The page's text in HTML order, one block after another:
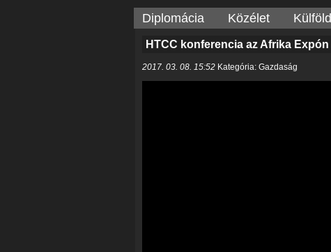
Diplomácia Közélet Külföld
HTCC konferencia az Afrika Expón
2017. 03. 08. 15:52 Kategória: Gazdaság